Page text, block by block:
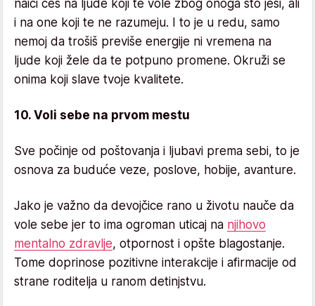
naići ćeš na ljude koji te vole zbog onoga što jesi, ali
i na one koji te ne razumeju. I to je u redu, samo
nemoj da trošiš previše energije ni vremena na
ljude koji žele da te potpuno promene. Okruži se
onima koji slave tvoje kvalitete.
10. Voli sebe na prvom mestu
Sve počinje od poštovanja i ljubavi prema sebi, to je
osnova za buduće veze, poslove, hobije, avanture.
Jako je važno da devojčice rano u životu nauče da
vole sebe jer to ima ogroman uticaj na njihovo
mentalno zdravlje, otpornost i opšte blagostanje.
Tome doprinose pozitivne interakcije i afirmacije od
strane roditelja u ranom detinjstvu.